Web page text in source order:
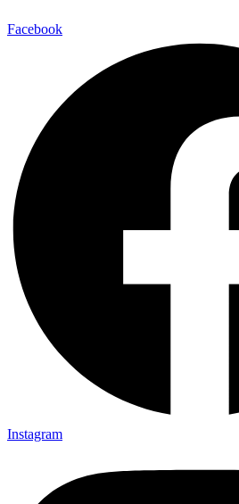
Facebook
Instagram